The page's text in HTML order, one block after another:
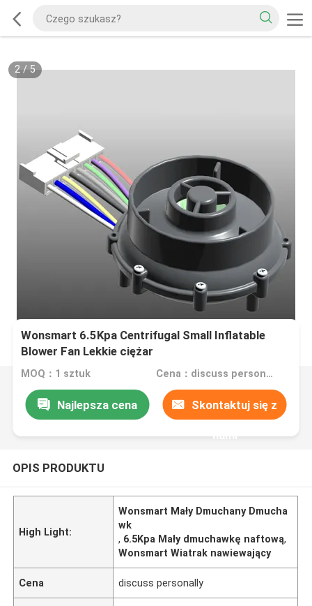
2/ 5
Wonsmart 6.5Kpa Centrifugal Small Inflatable
Blower Fan Lekkie ciężar
MOQ：1 sztuk Cena：discuss personally
Najlepsza cena Skontaktuj się z
nami
OPIS PRODUKTU
High Light:
Wonsmart Mały Dmuchany Dmucha
wk
, 6.5Kpa Mały dmuchawkę naftową,
Wonsmart Wiatrak nawiewający
Cena discuss personally